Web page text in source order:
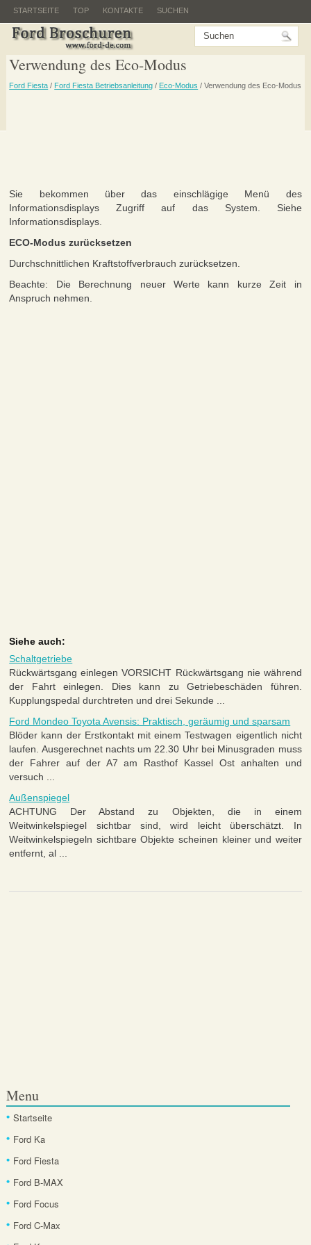
STARTSEITE TOP KONTAKTE SUCHEN
Verwendung des Eco-Modus
Ford Fiesta / Ford Fiesta Betriebsanleitung / Eco-Modus / Verwendung des Eco-Modus
Sie bekommen über das einschlägige Menü des
Informationsdisplays Zugriff auf das System. Siehe
Informationsdisplays.
ECO-Modus zurücksetzen
Durchschnittlichen Kraftstoffverbrauch zurücksetzen.
Beachte: Die Berechnung neuer Werte kann kurze Zeit in
Anspruch nehmen.
Siehe auch:
Schaltgetriebe
Rückwärtsgang einlegen VORSICHT Rückwärtsgang nie während
der Fahrt einlegen. Dies kann zu Getriebeschäden führen.
Kupplungspedal durchtreten und drei Sekunde ...
Ford Mondeo Toyota Avensis: Praktisch, geräumig und sparsam
Blöder kann der Erstkontakt mit einem Testwagen eigentlich nicht
laufen. Ausgerechnet nachts um 22.30 Uhr bei Minusgraden muss
der Fahrer auf der A7 am Rasthof Kassel Ost anhalten und
versuch ...
Außenspiegel
ACHTUNG Der Abstand zu Objekten, die in einem
Weitwinkelspiegel sichtbar sind, wird leicht überschätzt. In
Weitwinkelspiegeln sichtbare Objekte scheinen kleiner und weiter
entfernt, al ...
Menu
Startseite
Ford Ka
Ford Fiesta
Ford B-MAX
Ford Focus
Ford C-Max